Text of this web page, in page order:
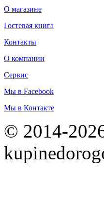
О магазине
Гостевая книга
Контакты
О компании
Сервис
Мы в Facebook
Мы в Контакте
© 2014-